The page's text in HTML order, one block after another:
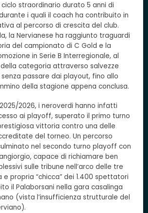
ciclo straordinario durato 5 anni di
i quali il coach ha contribuito in
al percorso di crescita del club.
la Nervianese ha raggiunto traguardi
del campionato di C Gold e la
in Serie B Interregionale, al
categoria attraverso salvezze
passare dai playout, fino allo
della stagione appena conclusa.
2026, i neroverdi hanno infatti
ai playoff, superato il primo turno
vittoria contro una delle
del torneo. Un percorso
nel secondo turno playoff con
capace di richiamare ben
sulle tribune nell’arco delle tre
e propria “chicca” dei 1.400 spettatori
il Palaborsani nella gara casalinga
(vista l’insufficienza strutturale del